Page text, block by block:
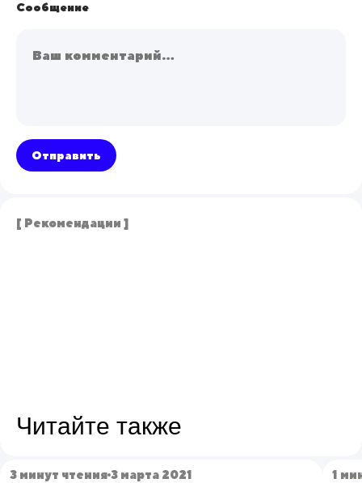
Сообщение
Отправить
[ Рекомендации ]
Читайте также
3 минут чтения 3 марта 2021 1